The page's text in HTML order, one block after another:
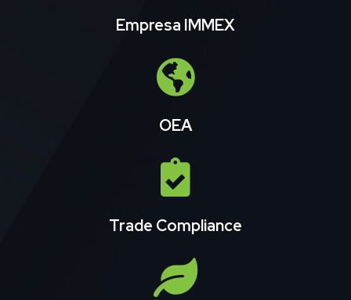
Empresa IMMEX
OEA
Trade Compliance